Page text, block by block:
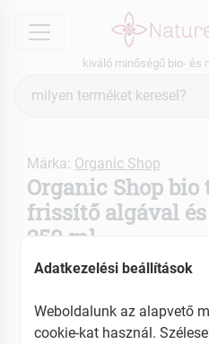
menu
kiváló minőségű bio- és
keresés
Márka: Organic Shop
Organic Shop
frissítő algával
250 ml
Tartalom: 250 ml
Adatkezelési beállítások
Weboldalunk az alapvető
cookie-kat használ.